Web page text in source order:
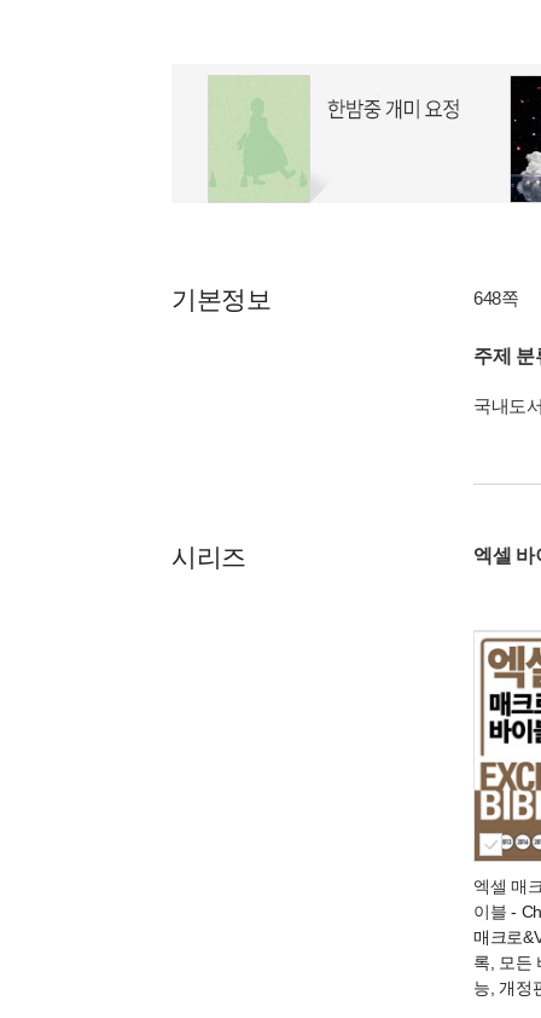
기본정보 648쪽
주제 분
국내도
시리즈 엑셀 바
엑셀 매
이블 -
매크로
록, 모든
능, 개정